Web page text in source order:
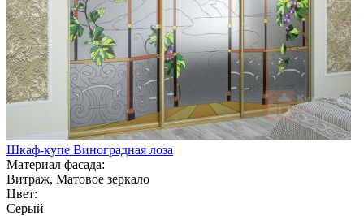
Шкаф-купе Виноградная лоза
Материал фасада:
Витраж, Матовое зеркало
Цвет:
Серый